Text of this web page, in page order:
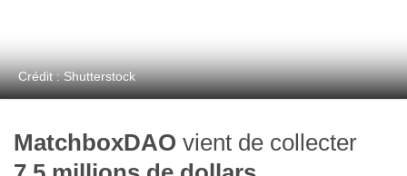
Crédit : Shutterstock
MatchboxDAO vient de collecter